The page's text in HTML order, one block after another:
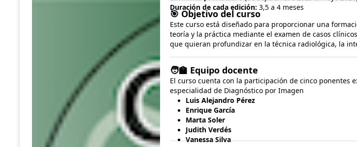
Duración de cada edición: 3,5 a 4 meses
🎯Objetivo del curso
Este curso está diseñado para proporcionar una
teoría y la práctica mediante el examen de casos
que quieran profundizar en la técnica radiológica, la
🧑‍🏫 Equipo docente
El curso cuenta con la participación de cinco ponentes
especialidad de Diagnóstico por Imagen
Luis Alejandro Pérez
Enrique García
Marta Soler
Judith Verdés
Vanessa Silva